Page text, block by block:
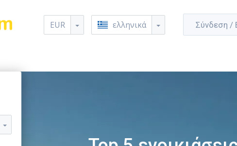
EUR ελληνικά Σύνδεση /